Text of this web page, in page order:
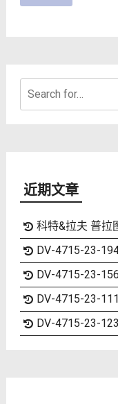
for:
近期文章
科特&拉夫 普拉
DV-4715-23-
DV-4715-23-
DV-4715-23-
DV-4715-23-